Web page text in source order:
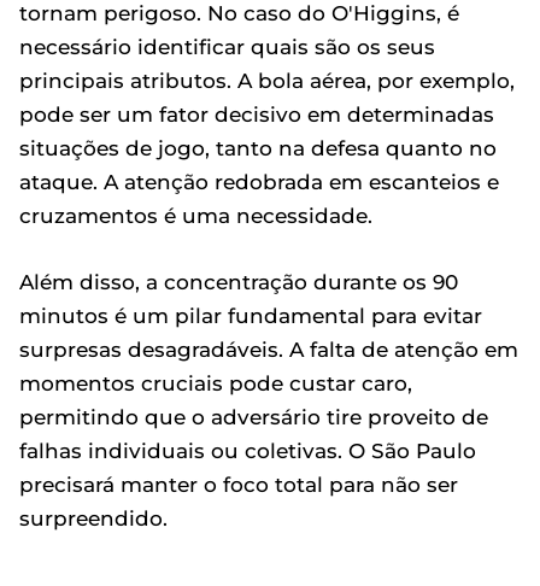
tornam perigoso. No caso do O'Higgins, é
necessário identificar quais são os seus
principais atributos. A bola aérea, por exemplo,
pode ser um fator decisivo em determinadas
situações de jogo, tanto na defesa quanto no
ataque. A atenção redobrada em escanteios e
cruzamentos é uma necessidade.
Além disso, a concentração durante os 90
minutos é um pilar fundamental para evitar
surpresas desagradáveis. A falta de atenção em
momentos cruciais pode custar caro,
permitindo que o adversário tire proveito de
falhas individuais ou coletivas. O São Paulo
precisará manter o foco total para não ser
surpreendido.